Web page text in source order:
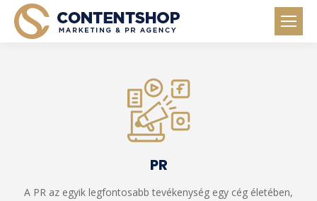
PR
A PR az egyik legfontosabb tevékenység egy cég életében,